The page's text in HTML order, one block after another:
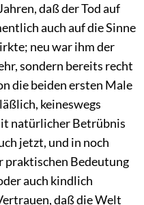
daß der Tod auf
auch auf die Sinne
neu war ihm der
sondern bereits recht
die beiden ersten Male
keineswegs
natürlicher Betrübnis
jetzt, und in noch
praktischen Bedeutung
auch kindlich
daß die Welt